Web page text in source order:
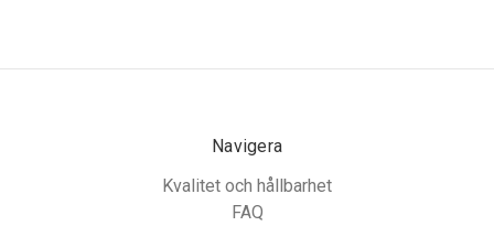
Navigera
Kvalitet och hållbarhet
FAQ